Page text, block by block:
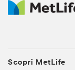
Scopri MetLife